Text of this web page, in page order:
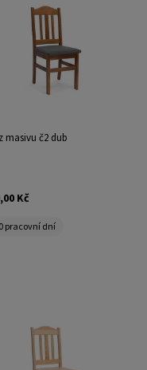
masivu č2 dub
Kč
pracovní dní